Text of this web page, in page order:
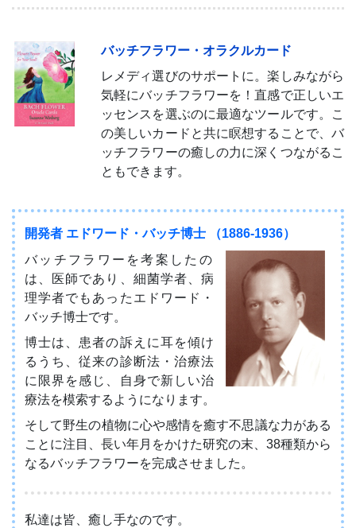
バッチフラワー・オラクルカード
レメディ選びのサポートに。楽しみながら
気軽にバッチフラワーを！直感で正しいエ
ッセンスを選ぶのに最適なツールです。こ
の美しいカードと共に瞑想することで、バ
ッチフラワーの癒しの力に深くつながるこ
ともできます。
開発者 エドワード・バッチ博士 （1886-1936）
バッチフラワーを考案したの
は、医師であり、細菌学者、病
理学者でもあったエドワード・
バッチ博士です。
博士は、患者の訴えに耳を傾け
るうち、従来の診断法・治療法
に限界を感じ、自身で新しい治
療法を模索するようになります。
そして野生の植物に心や感情を癒す不思議な力がある
ことに注目、長い年月をかけた研究の末、38種類から
なるバッチフラワーを完成させました。
私達は皆、癒し手なのです。